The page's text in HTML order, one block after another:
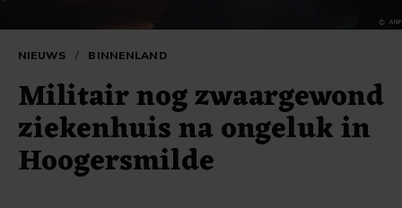
NIEUWS / BINNENLAND
Militair nog zwaargewond
ziekenhuis na ongeluk in
Hoogersmilde